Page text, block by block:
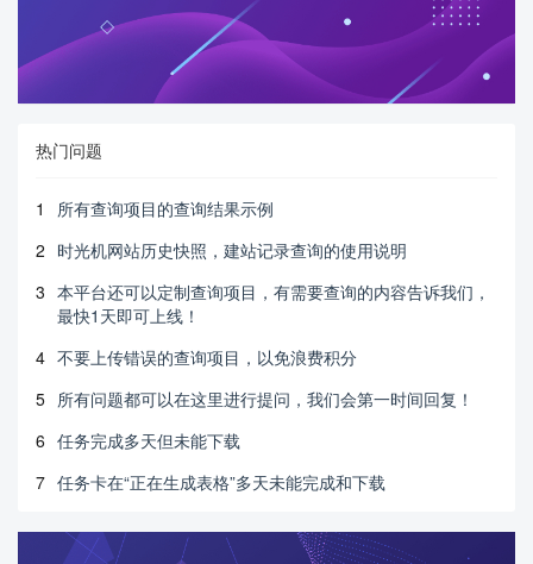
热门问题
1
所有查询项目的查询结果示例
2 时光机网站历史快照，建站记录查询的使用说明
3 本平台还可以定制查询项目，有需要查询的内容告诉我们，
最快1天即可上线！
4 不要上传错误的查询项目，以免浪费积分
5 所有问题都可以在这里进行提问，我们会第一时间回复！
6 任务完成多天但未能下载
7 任务卡在“正在生成表格”多天未能完成和下载